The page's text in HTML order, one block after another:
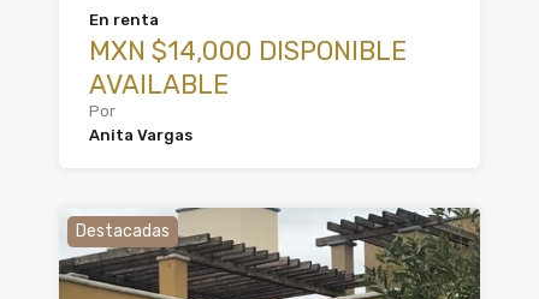
En renta
MXN $14,000 DISPONIBLE
AVAILABLE
Por
Anita Vargas
Destacadas